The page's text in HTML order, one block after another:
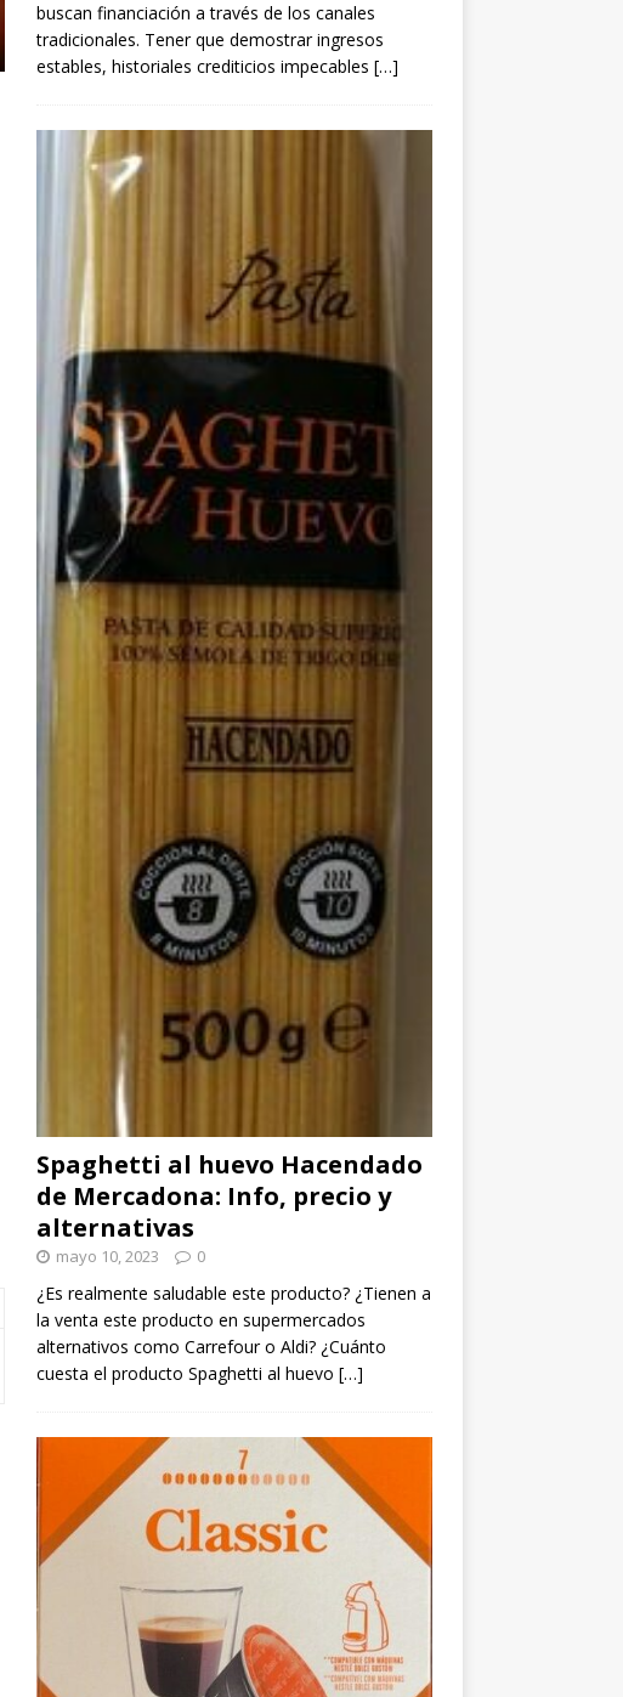
buscan financiación a través de los canales
tradicionales. Tener que demostrar ingresos
estables, historiales crediticios impecables […]
Spaghetti al huevo Hacendado
de Mercadona: Info, precio y
alternativas
mayo 10, 2023 0
¿Es realmente saludable este producto? ¿Tienen a
la venta este producto en supermercados
alternativos como Carrefour o Aldi? ¿Cuánto
cuesta el producto Spaghetti al huevo […]